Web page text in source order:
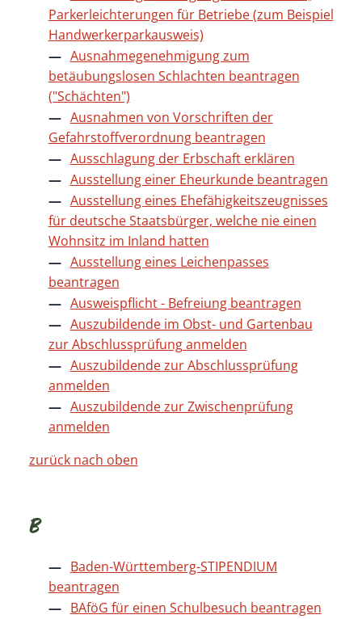
Parkerleichterungen für Betriebe (zum Beispiel
Handwerkerparkausweis)
Ausnahmegenehmigung zum
betäubungslosen Schlachten beantragen
("Schächten")
Ausnahmen von Vorschriften der
Gefahrstoffverordnung beantragen
Ausschlagung der Erbschaft erklären
Ausstellung einer Eheurkunde beantragen
Ausstellung eines Ehefähigkeitszeugnisses
für deutsche Staatsbürger, welche nie einen
Wohnsitz im Inland hatten
Ausstellung eines Leichenpasses
beantragen
Ausweispflicht - Befreiung beantragen
Auszubildende im Obst- und Gartenbau
zur Abschlussprüfung anmelden
Auszubildende zur Abschlussprüfung
anmelden
Auszubildende zur Zwischenprüfung
anmelden
zurück nach oben
B
Baden-Württemberg-STIPENDIUM
beantragen
BAföG für einen Schulbesuch beantragen